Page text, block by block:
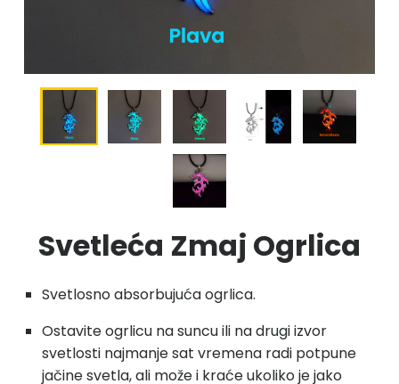
Svetleća Zmaj Ogrlica
Svetlosno absorbujuća ogrlica.
Ostavite ogrlicu na suncu ili na drugi izvor
svetlosti najmanje sat vremena radi potpune
jačine svetla, ali može i kraće ukoliko je jako